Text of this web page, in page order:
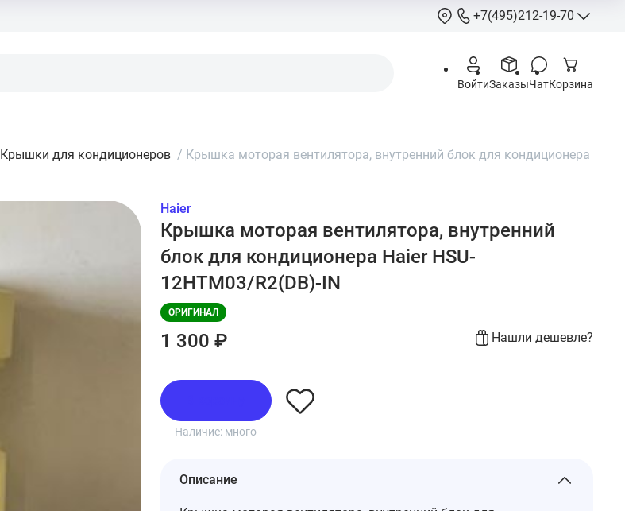
+7(495)212-19-70
info@hcstore.ru
Выходные:
шоссе 130, корп.
ВойтиЗаказыЧатКорзина
Крышки для кондиционеров / Крышка моторая вентилятора, внутренний блок для кондиционера
Haier
Крышка моторая вентилятора, внутренний
блок для кондиционера Haier HSU-
12HTM03/R2(DB)-IN
ОРИГИНАЛ
1 300 ₽ Нашли дешевле?
Наличие: много
Описание